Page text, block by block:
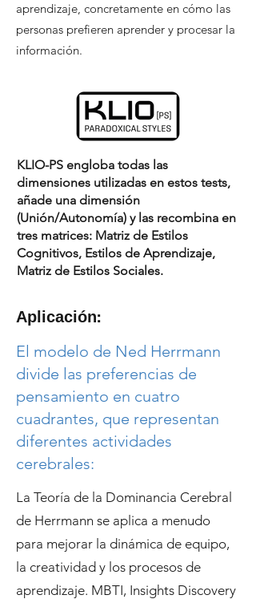
aprendizaje, concretamente en cómo las
personas prefieren aprender y procesar la
información.
KLIO-PS engloba todas las
dimensiones utilizadas en estos tests,
añade una dimensión
(Unión/Autonomía) y las recombina en
tres matrices: Matriz de Estilos
Cognitivos, Estilos de Aprendizaje,
Matriz de Estilos Sociales.
Aplicación:
El modelo de Ned Herrmann
divide las preferencias de
pensamiento en cuatro
cuadrantes, que representan
diferentes actividades
cerebrales:
La Teoría de la Dominancia Cerebral
de Herrmann se aplica a menudo
para mejorar la dinámica de equipo,
la creatividad y los procesos de
aprendizaje. MBTI, Insights Discovery